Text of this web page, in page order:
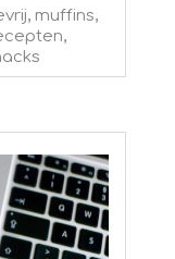
, muffins,
,